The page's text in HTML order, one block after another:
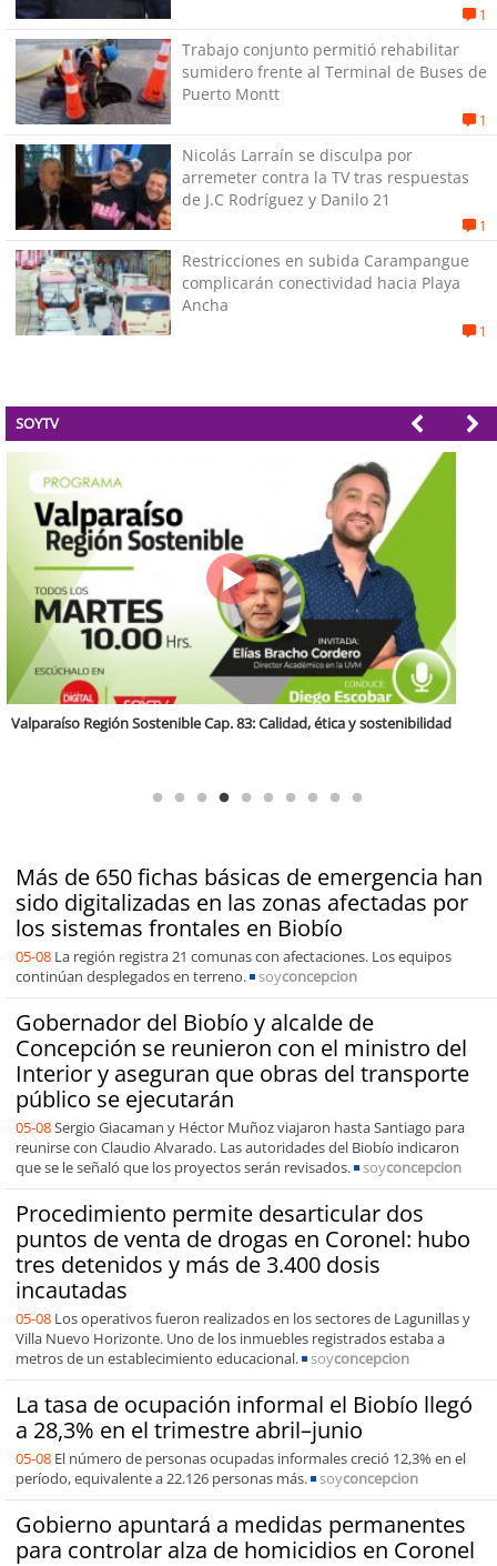
1
Trabajo conjunto permitió rehabilitar
sumidero frente al Terminal de Buses de
Puerto Montt
1
Nicolás Larraín se disculpa por
arremeter contra la TV tras respuestas
de J.C Rodríguez y Danilo 21
1
Restricciones en subida Carampangue
complicarán conectividad hacia Playa
Ancha
1
SOYTV
Región Sostenible Cap 60: Economía circular y desarrollo regional
Más de 650 fichas básicas de emergencia han
sido digitalizadas en las zonas afectadas por
los sistemas frontales en Biobío
05-08 La región registra 21 comunas con afectaciones. Los equipos
continúan desplegados en terreno.
soyconcepcion
Gobernador del Biobío y alcalde de
Concepción se reunieron con el ministro del
Interior y aseguran que obras del transporte
público se ejecutarán
05-08Sergio Giacaman y Héctor Muñoz viajaron hasta Santiago para
reunirse con Claudio Alvarado. Las autoridades del Biobío indicaron
que se le señaló que los proyectos serán revisados.
soyconcepcion
Procedimiento permite desarticular dos
puntos de venta de drogas en Coronel: hubo
tres detenidos y más de 3.400 dosis
incautadas
05-08 Los operativos fueron realizados en los sectores de Lagunillas y
Villa Nuevo Horizonte. Uno de los inmuebles registrados estaba a
metros de un establecimiento educacional.
soyconcepcion
La tasa de ocupación informal el Biobío llegó
a 28,3% en el trimestre abril–junio
05-08 El número de personas ocupadas informales creció 12,3% en el
período, equivalente a 22.126 personas más.
soyconcepcion
Gobierno apuntará a medidas permanentes
para controlar alza de homicidios en Coronel